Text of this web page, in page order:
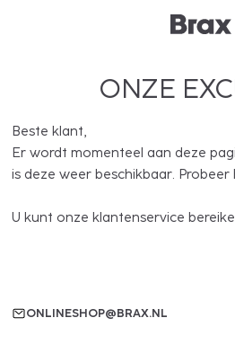
ONZE
Beste klant,
Er wordt momenteel aan deze
is deze weer beschikbaar.
U kunt onze klantenservice
ONLINESHOP@BRAX.NL